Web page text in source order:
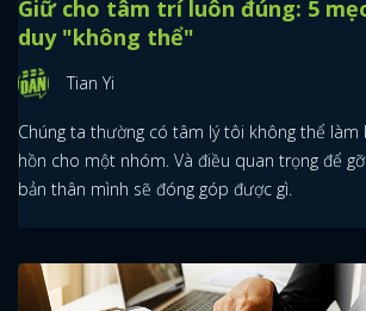
Giữ cho tâm trí luôn đúng: 5
duy "không thể"
Tian Yi
Chúng ta thường có tâm lý tôi không thể làm
hồn cho một nhóm. Và điều quan trọng để
bản thân mình sẽ đóng góp được gì.